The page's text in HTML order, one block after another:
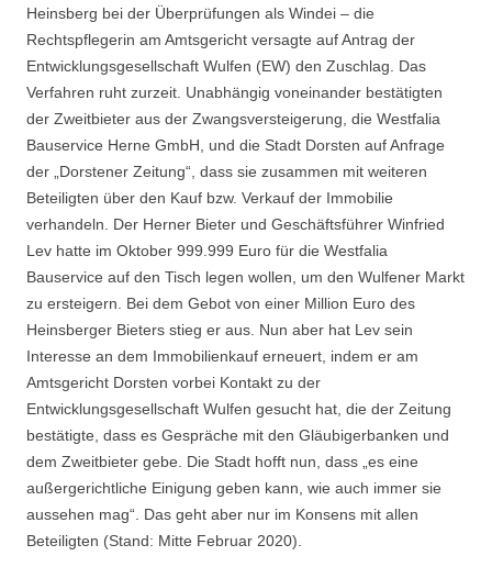
Heinsberg bei der Überprüfungen als Windei – die
Rechtspflegerin am Amtsgericht versagte auf Antrag der
Entwicklungsgesellschaft Wulfen (EW) den Zuschlag. Das
Verfahren ruht zurzeit. Unabhängig voneinander bestätigten
der Zweitbieter aus der Zwangsversteigerung, die Westfalia
Bauservice Herne GmbH, und die Stadt Dorsten auf Anfrage
der „Dorstener Zeitung“, dass sie zusammen mit weiteren
Beteiligten über den Kauf bzw. Verkauf der Immobilie
verhandeln. Der Herner Bieter und Geschäftsführer Winfried
Lev hatte im Oktober 999.999 Euro für die Westfalia
Bauservice auf den Tisch legen wollen, um den Wulfener Markt
zu ersteigern. Bei dem Gebot von einer Million Euro des
Heinsberger Bieters stieg er aus. Nun aber hat Lev sein
Interesse an dem Immobilienkauf erneuert, indem er am
Amtsgericht Dorsten vorbei Kontakt zu der
Entwicklungsgesellschaft Wulfen gesucht hat, die der Zeitung
bestätigte, dass es Gespräche mit den Gläubigerbanken und
dem Zweitbieter gebe. Die Stadt hofft nun, dass „es eine
außergerichtliche Einigung geben kann, wie auch immer sie
aussehen mag“. Das geht aber nur im Konsens mit allen
Beteiligten (Stand: Mitte Februar 2020).